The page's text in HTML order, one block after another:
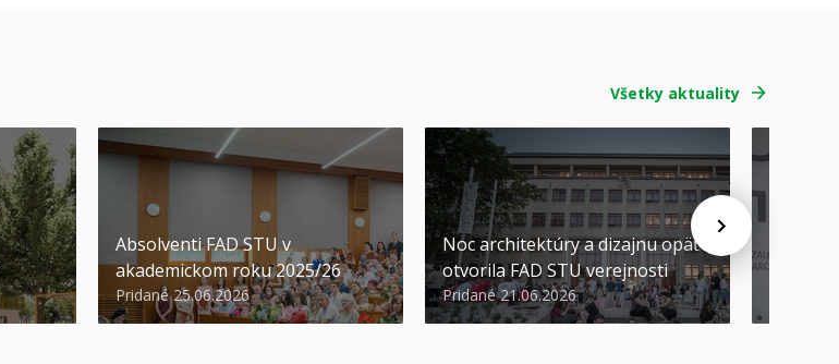
Všetky aktuality
Absolventi FAD STU v
akademickom roku 2025/26
Pridané 25.06.2026
Noc architektúry a dizajnu opäť
otvorila FAD STU verejnosti
Pridané 21.06.2026